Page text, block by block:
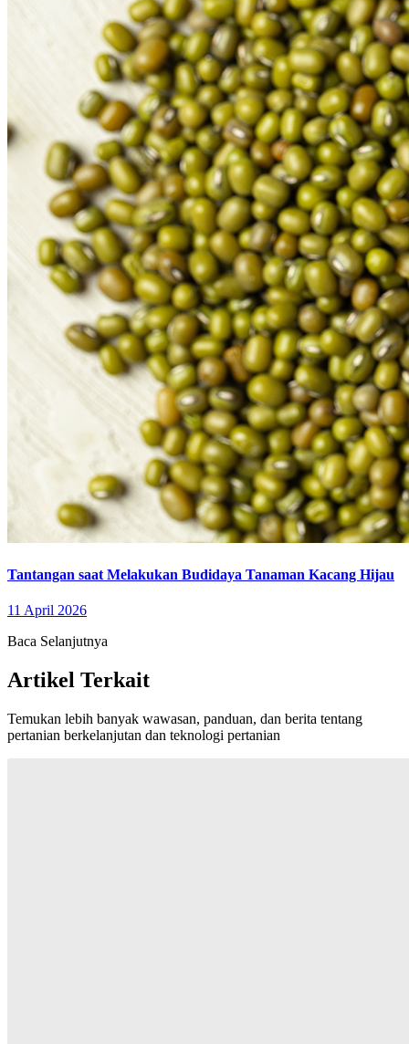
Tantangan saat Melakukan Budidaya Tanaman Kacang Hijau
11 April 2026
Baca Selanjutnya
Artikel Terkait
Temukan lebih banyak wawasan, panduan, dan berita tentang
pertanian berkelanjutan dan teknologi pertanian